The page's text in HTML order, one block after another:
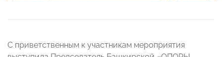
С приветственным к участникам мероприятия